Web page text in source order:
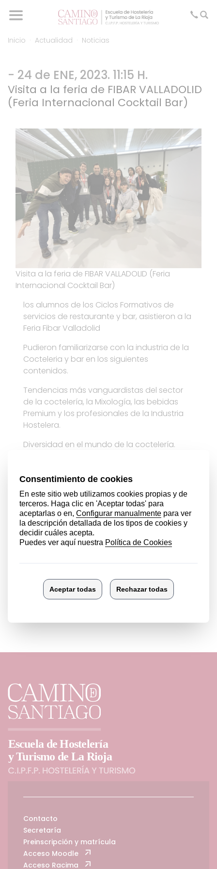
Inicio Actualidad Noticias
- 24 de ENE, 2023. 11:15 H.
Visita a la feria de FIBAR VALLADOLID
(Feria Internacional Cocktail Bar)
Visita a la feria de FIBAR VALLADOLID (Feria
Internacional Cocktail Bar)
los alumnos de los Ciclos Formativos de
servicios de restaurante y bar, asistieron a la
Feria Fibar Valladolid
Pudieron familiarizarse con la industria de la
Cocteleria y bar en los siguientes
contenidos.
Tendencias más vanguardistas del sector
de la coctelería, la Mixología, las bebidas
Premium y los profesionales de la Industria
Hostelera.
Diversidad en el mundo de la coctelería.
técnicas y productos en las diferentes
Ver más noticias
Contacto
Secretaría
Preinscripción y matrícula
Acceso Moodle
Acceso Racima